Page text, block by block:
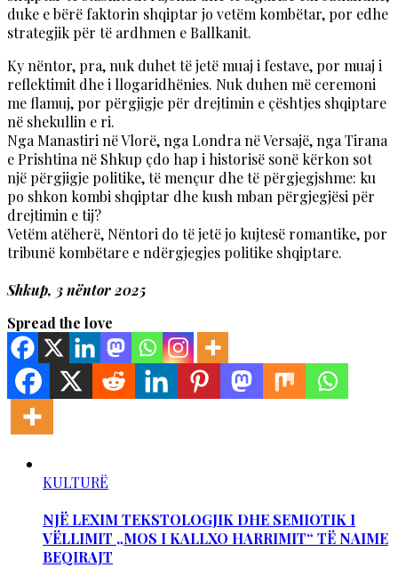
duke e bërë faktorin shqiptar jo vetëm kombëtar, por edhe
strategjik për të ardhmen e Ballkanit.
Ky nëntor, pra, nuk duhet të jetë muaj i festave, por muaj i
reflektimit dhe i llogaridhënies. Nuk duhen më ceremoni
me flamuj, por përgjigje për drejtimin e çështjes shqiptare
në shekullin e ri.
Nga Manastiri në Vlorë, nga Londra në Versajë, nga Tirana
e Prishtina në Shkup çdo hap i historisë sonë kërkon sot
një përgjigje politike, të mençur dhe të përgjegjshme: ku
po shkon kombi shqiptar dhe kush mban përgjegjësi për
drejtimin e tij?
Vetëm atëherë, Nëntori do të jetë jo kujtesë romantike, por
tribunë kombëtare e ndërgjegjes politike shqiptare.
Shkup, 3 nëntor 2025
Spread the love
KULTURË
NJË LEXIM TEKSTOLOGJIK DHE SEMIOTIK I
VËLLIMIT „MOS I KALLXO HARRIMIT“ TË NAIME
BEQIRAJT